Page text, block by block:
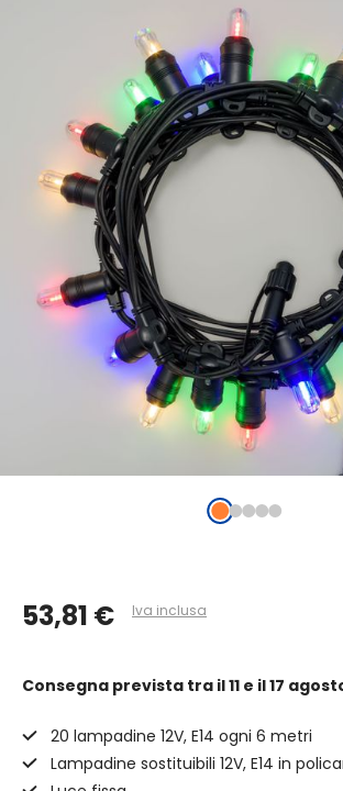
53,81 € Iva inclusa
Consegna prevista tra il 11 e il 17
20 lampadine 12V, E14 ogni 6 metri
Lampadine sostituibili 12V, E14 in